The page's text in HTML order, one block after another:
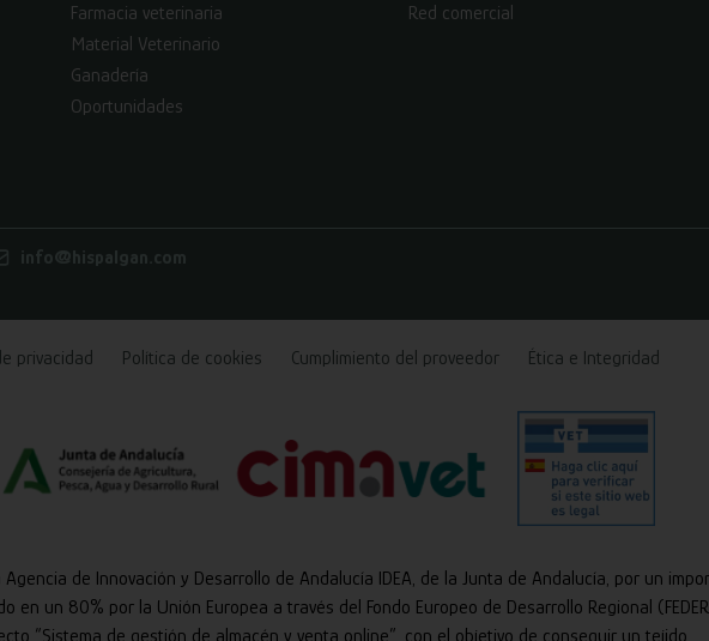
Farmacia veterinaria
Material Veterinario
Ganadería
Oportunidades
Red comercial
info@hispalgan.com
privacidad Política de cookies Cumplimiento del proveedor Ética e Integridad
de Innovación y Desarrollo de Andalucía IDEA, de la Junta de Andalucía, por un
en un 80% por la Unión Europea a través del Fondo Europeo de Desarrollo Regional
“Sistema de gestión de almacén y venta online”, con el objetivo de conseguir un tejido